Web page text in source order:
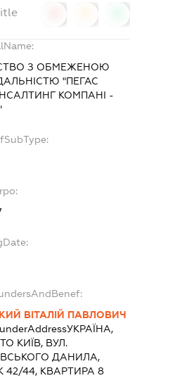
З ОБМЕЖЕНОЮ
"ПЕГАС
КОМПАНІ -
ВІТАЛІЙ ПАВЛОВИЧ
УКРАЇНА,
КИЇВ, ВУЛ.
ДАНИЛА,
42/44, КВАРТИРА 8